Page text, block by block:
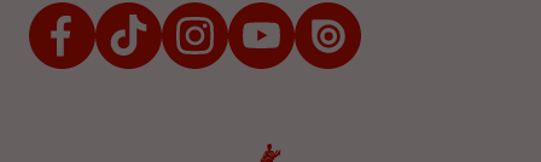
FacebookTikTokInstagramYoutubeIssuu